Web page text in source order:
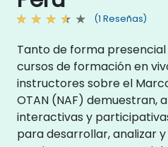
(1 Reseñas)
Tanto de forma
cursos de formación en
instructores sobre el
OTAN (NAF) demuestran,
interactivas y
para desarrollar, analizar